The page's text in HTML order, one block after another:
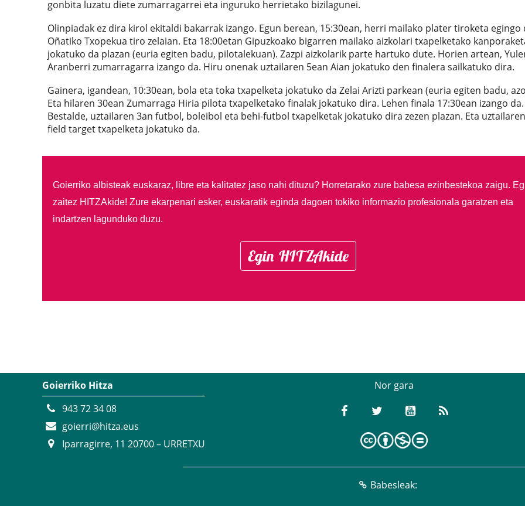
gonbita luzatu diete zumarragarrei eta inguruko herrietako bizilagunei.
Olinpiadak ez dira kirol ekitaldi bakarrak izango. Egun berean, 15:30ean, herri mailako plater tiroketa egingo
Oñatiko Txopekua tiro zelaian. Eta 18:00etan Gipuzkoako bigarren mailako aizkolari txapelketako
jokatuko da plazan (euria egiten badu, pilotalekuan). Zazpi aizkolarik parte hartuko dute. Horien artean,
Aranberri zumarragarra izango da. Hiru onenak uztailaren 5ean Aian jokatuko den finalera sailkatuko dira.
Gainera, igandean, 10:30ean, bola eta toka txapelketa jokatuko da Zelai Arizti parkean (euria egiten badu,
Eta hilaren 30ean Zumarraga Hiria pilota txapelketako finalak jokatuko dira. Lehen finala 17:30ean izango da.
Bestalde, uztailaren 3an futbol, boleibol eta behi-futbol txapelketak jokatuko dira zezen plazan. Eta
field target txapelketa jokatuko da.
Goierriko albisteak euskaraz, libre eta kalitatez jaso nahi dituzu? Horretarako zure babesa ezinbestekoa zaigu.
zaitez HITZAkide! Zure ekarpenari esker, euskaratik eginda dagoen tokiko informazio profesionala garatzen eta
indartzen lagunduko duzu.
Egin HITZAkide
Goierriko Hitza
943 72 34 08
goierri@hitza.eus
Iparragirre, 11 20700 – URRETXU
Nor gara
Babesleak: